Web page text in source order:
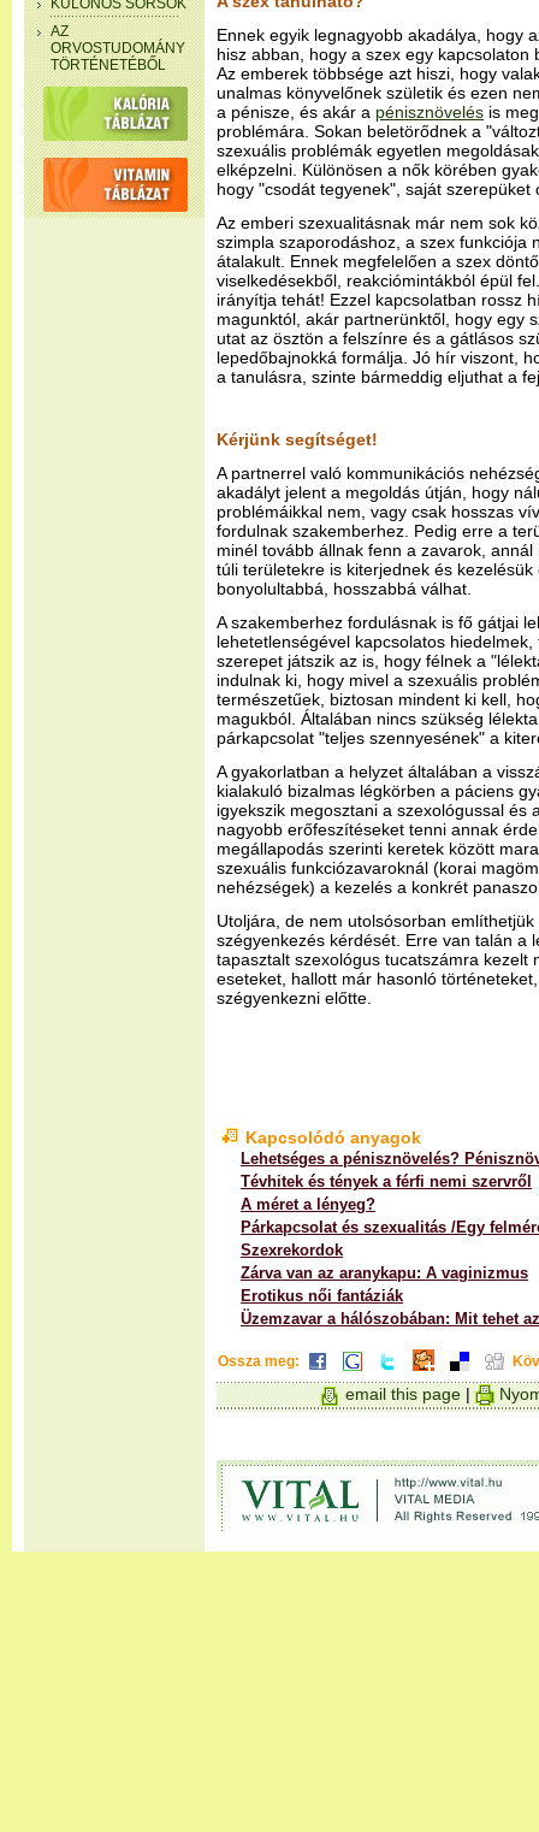
KÜLÖNÖS SORSOK
AZ
ORVOSTUDOMÁNY
TÖRTÉNETÉBŐL
Ennek egyik legnagyobb akadálya, hogy
hisz abban, hogy a szex egy kapcsolaton
Az emberek többsége azt hiszi, hogy
unalmas könyvelőnek születik és ezen
a pénisze, és akár a pénisznövelés is
problémára. Sokan beletörődnek a
szexuális problémák egyetlen
elképzelni. Különösen a nők körében
hogy "csodát tegyenek", saját
Az emberi szexualitásnak már nem sok
szimpla szaporodáshoz, a szex funkciója
átalakult. Ennek megfelelően a szex
viselkedésekből, reakciómintákból épül
irányítja tehát! Ezzel kapcsolatban rossz
magunktól, akár partnerünktől, hogy egy
utat az ösztön a felszínre és a gátlásos
lepedőbajnokká formálja. Jó hír viszont,
a tanulásra, szinte bármeddig eljuthat a
Kérjünk segítséget!
A partnerrel való kommunikációs
akadályt jelent a megoldás útján, hogy
problémáikkal nem, vagy csak hosszas
fordulnak szakemberhez. Pedig erre a
minél tovább állnak fenn a zavarok,
túli területekre is kiterjednek és
bonyolultabbá, hosszabbá válhat.
A szakemberhez fordulásnak is fő gátjai
lehetetlenségével kapcsolatos
szerepet játszik az is, hogy félnek a
indulnak ki, hogy mivel a szexuális
természetűek, biztosan mindent ki kell,
magukból. Általában nincs szükség
párkapcsolat "teljes szennyesének" a
A gyakorlatban a helyzet általában a
kialakuló bizalmas légkörben a páciens
igyekszik megosztani a szexológussal és
nagyobb erőfeszítéseket tenni annak
megállapodás szerinti keretek között
szexuális funkciózavaroknál (korai
nehézségek) a kezelés a konkrét
Utoljára, de nem utolsósorban
szégyenkezés kérdését. Erre van talán a
tapasztalt szexológus tucatszámra kezelt
eseteket, hallott már hasonló
szégyenkezni előtte.
Kapcsolódó anyagok
Lehetséges a pénisznövelés?
Tévhitek és tények a férfi nemi szervről
A méret a lényeg?
Párkapcsolat és szexualitás /Egy
Szexrekordok
Zárva van az aranykapu: A vaginizmus
Erotikus női fantáziák
Üzemzavar a hálószobában: Mit tehet
Ossza meg:
email this page |